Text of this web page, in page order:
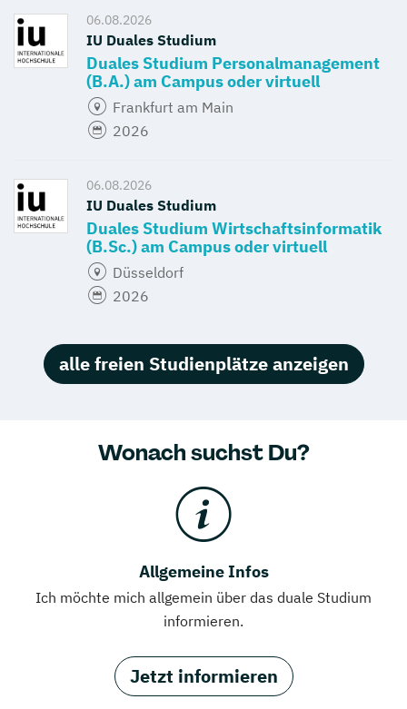
06.08.2026
IU Duales Studium
Duales Studium Personalmanagement
(B.A.) am Campus oder virtuell
Frankfurt am Main
2026
06.08.2026
IU Duales Studium
Duales Studium Wirtschaftsinformatik
(B.Sc.) am Campus oder virtuell
Düsseldorf
2026
alle freien Studienplätze anzeigen
Wonach suchst Du?
Allgemeine Infos
Ich möchte mich allgemein über das duale Studium
informieren.
Jetzt informieren